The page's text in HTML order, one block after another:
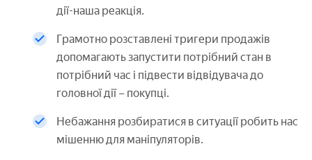
дії-наша реакція.
Грамотно розставлені тригери продажів
допомагають запустити потрібний стан в
потрібний час і підвести відвідувача до
головної дії – покупці.
Небажання розбиратися в ситуації робить нас
мішенню для маніпуляторів.